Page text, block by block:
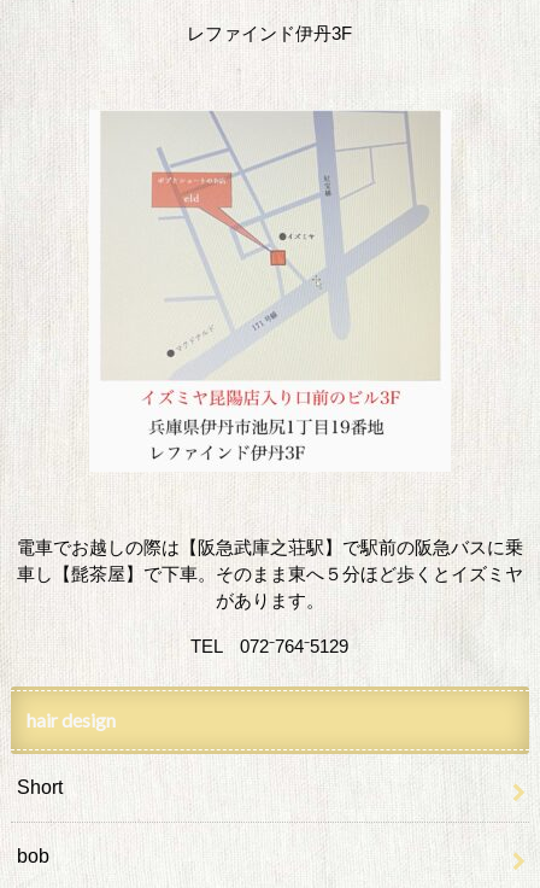
レファインド伊丹3F
電車でお越しの際は【阪急武庫之荘駅】で駅前の阪急バスに乗
車し【髭茶屋】で下車。そのまま東へ５分ほど歩くとイズミヤ
があります。
TEL 072⁻764⁻5129
hair design
Short
bob